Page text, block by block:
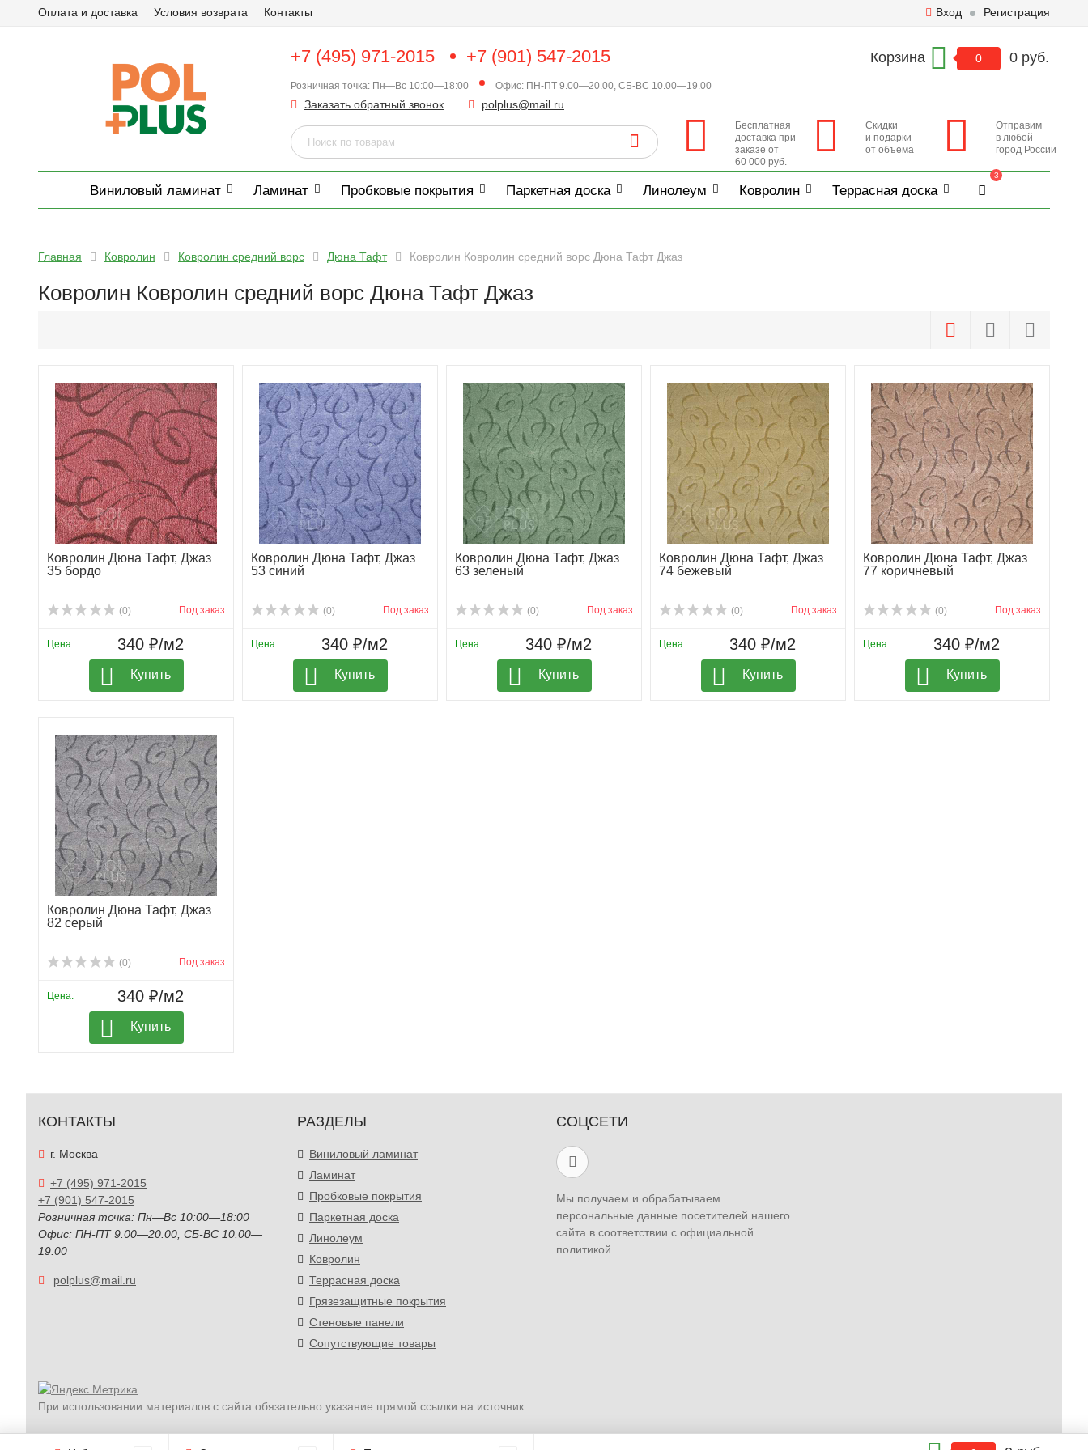
Оплата и доставка Условия возврата Контакты Вход Регистрация
+7 (495) 971-2015 +7 (901) 547-2015
Розничная точка: Пн—Вс 10:00—18:00 Офис: ПН-ПТ 9.00—20.00, СБ-ВС 10.00—19.00
Заказать обратный звонок polplus@mail.ru
Корзина 0 0 руб.
Бесплатная
доставка при
заказе от
60 000 руб.
Скидки
и подарки
от объема
Отправим
в любой
город России
Виниловый ламинат Ламинат Пробковые покрытия Паркетная доска Линолеум Ковролин Террасная доска
3
Главная Ковролин Ковролин средний ворс Дюна Тафт Ковролин Ковролин средний ворс Дюна Тафт Джаз
Ковролин Ковролин средний ворс Дюна Тафт Джаз
Ковролин Дюна Тафт, Джаз
35 бордо
(0) Под заказ
Цена: 340 ₽/м2
Купить
Ковролин Дюна Тафт, Джаз
53 синий
(0) Под заказ
Цена: 340 ₽/м2
Купить
Ковролин Дюна Тафт, Джаз
63 зеленый
(0) Под заказ
Цена: 340 ₽/м2
Купить
Ковролин Дюна Тафт, Джаз
74 бежевый
(0) Под заказ
Цена: 340 ₽/м2
Купить
Ковролин Дюна Тафт, Джаз
77 коричневый
(0) Под заказ
Цена: 340 ₽/м2
Купить
Ковролин Дюна Тафт, Джаз
82 серый
(0) Под заказ
Цена: 340 ₽/м2
Купить
КОНТАКТЫ
г. Москва
+7 (495) 971-2015
+7 (901) 547-2015
Розничная точка: Пн—Вс 10:00—18:00
Офис: ПН-ПТ 9.00—20.00, СБ-ВС 10.00—
19.00
polplus@mail.ru
РАЗДЕЛЫ
Виниловый ламинат
Ламинат
Пробковые покрытия
Паркетная доска
Линолеум
Ковролин
Террасная доска
Грязезащитные покрытия
Стеновые панели
Сопутствующие товары
СОЦСЕТИ
Мы получаем и обрабатываем
персональные данные посетителей нашего
сайта в соответствии с официальной
политикой.
При использовании материалов с сайта обязательно указание прямой ссылки на источник.